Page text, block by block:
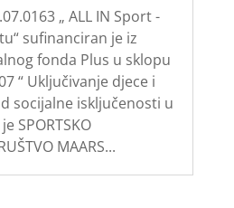
„ ALL IN Sport -
sufinanciran je iz
fonda Plus u sklopu
“ Uključivanje djece i
socijalne isključenosti u
SPORTSKO
MAARS...